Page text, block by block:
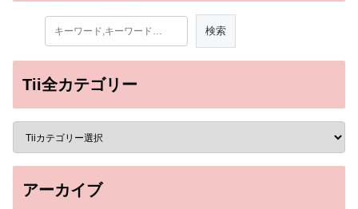
Tii全カテゴリー
アーカイブ